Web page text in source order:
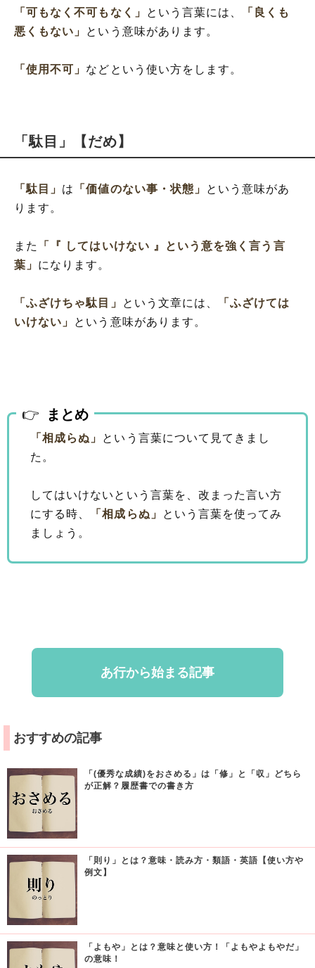
「可もなく不可もなく」 という言葉には、
「良くも
悪くもない」 という意味があります。
「使用不可」 などという使い方をします。
「駄目」【だめ】
「駄目」 は 「価値のない事・状態」
という意味があ
ります。
また
「『 してはいけない 』という意を強く言う言
葉」 になります。
「ふざけちゃ駄目」 という文章には、
「ふざけては
いけない」 という意味があります。
まとめ
「相成らぬ」 という言葉について見てきまし
た。
してはいけないという言葉を、改まった言い方
にする時、
「相成らぬ」
という言葉を使ってみ
ましょう。
あ行から始まる記事
おすすめの記事
「(優秀な成績)をおさめる」は「修」と「収」どちら
が正解？履歴書での書き方
「則り」とは？意味・読み方・類語・英語【使い方や
例文】
「よもや」とは？意味と使い方！「よもやよもやだ」
の意味！